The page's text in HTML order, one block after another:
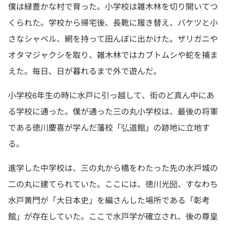
僕は緑豊かな村で育った。小学校は雑木林を切り開いてつ
くられた。学校から帰宅後、長靴に履き替え、バケツと小
さなシャベル、網を持って田んぼに出かけた。ザリガニや
オタマジャクシを取り、雑木林ではカブトムシや蛇を捕ま
えた。毎日、日が暮れるまで外で遊んだ。
小学校6年生の時に水戸に引っ越して、街のど真ん中にあ
る学校に通った。僕が通った三の丸小学校は、最後の将軍
である徳川慶喜が学んだ藩校「弘道館」の跡地に立地す
る。
進学した中学校は、三の丸から橋をわたった先の水戸城の
二の丸に建てられていた。ここには、徳川光圀、すなわち
水戸黄門が「大日本史」を編さんした場所である「彰考
館」が存在していた。ここで水戸学が確立され、後の尊皇